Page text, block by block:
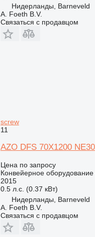
Нидерланды, Barneveld
A. Foeth B.V.
Связаться с продавцом
screw
11
AZO DFS 70X1200
Цена по запросу
Конвейерное
2015
0.5 л.с. (0.37 кВт)
Нидерланды, Barneveld
A. Foeth B.V.
Связаться с продавцом